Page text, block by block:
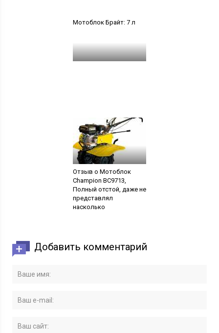
Мотоблок Брайт: 7 л
Отзыв о Мотоблок
Champion BC9713,
Полный отстой, даже не
представлял
насколько
Добавить комментарий